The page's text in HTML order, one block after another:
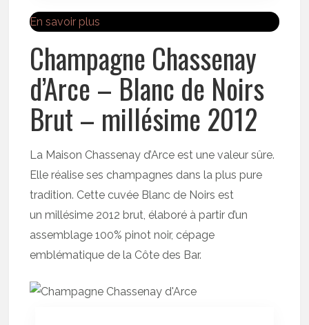
En savoir plus
Champagne Chassenay
d’Arce – Blanc de Noirs
Brut – millésime 2012
La Maison Chassenay d’Arce est une valeur sûre.
Elle réalise ses champagnes dans la plus pure
tradition. Cette cuvée Blanc de Noirs est
un millésime 2012 brut, élaboré à partir d’un
assemblage 100% pinot noir, cépage
emblématique de la Côte des Bar.